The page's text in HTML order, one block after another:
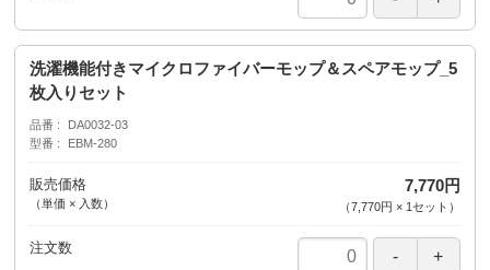
洗濯機能付きマイクロファイバーモップ＆スペアモップ_5
枚入りセット
品番
DA0032-03
型番
EBM-280
販売価格
（単価 × 入数）
7,770円
（7,770円 × 1セット ）
注文数